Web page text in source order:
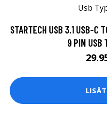
STARTECH USB 3.1 USB-C
9 PIN USB